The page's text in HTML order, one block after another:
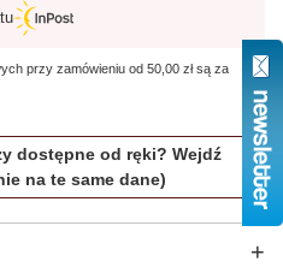
przy zamówieniu od 50,00 złsą za
dostępne od ręki? Wejdź
na te same dane)